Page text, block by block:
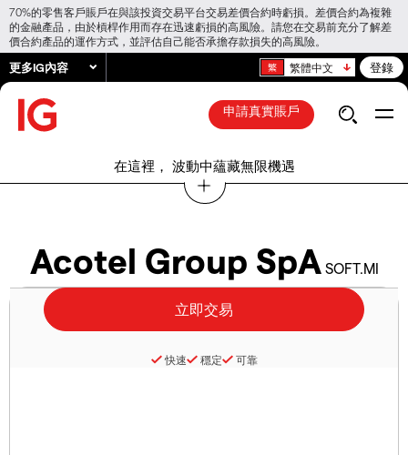
70%的零售客戶賬戶在與該投資交易平台交易差價合約時虧損。差價合約為複雜
的金融產品，由於槓桿作用而存在迅速虧損的高風險。請您在交易前充分了解差
價合約產品的運作方式，並評估自己能否承擔存款損失的高風險。
更多IG內容 繁體中文 登錄
申請真實賬戶
在這裡， 波動中蘊藏無限機遇
Acotel Group SpA SOFT.MI
快速 穩定 可靠